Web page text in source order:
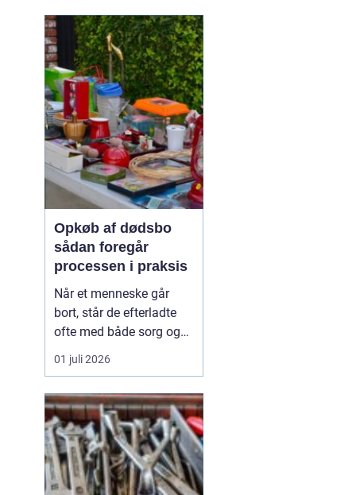
professionelle
alarmsystemer som et
ekstra lag beskyttelse. I
Skovlunde og omegn er
udviklingen tydelig, og
mange kigger målrettet
e...
Opkøb af dødsbo
sådan foregår
processen i praksis
Når et menneske går
bort, står de efterladte
ofte med både sorg og
en lang række praktiske
opgaver. En af de mest
afvikle boligen. Herkan
opkøb af dødsbo være...
01 juli 2026